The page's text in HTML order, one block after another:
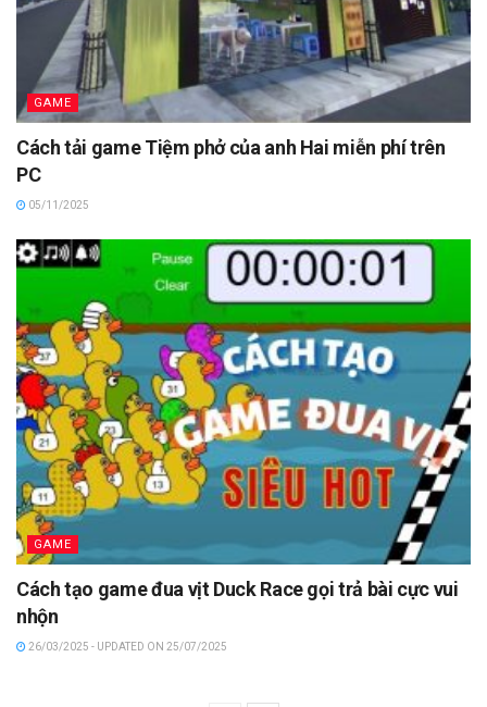
GAME
Cách tải game Tiệm phở của anh Hai miễn phí trên
PC
05/11/2025
GAME
Cách tạo game đua vịt Duck Race gọi trả bài cực vui
nhộn
26/03/2025 - UPDATED ON 25/07/2025